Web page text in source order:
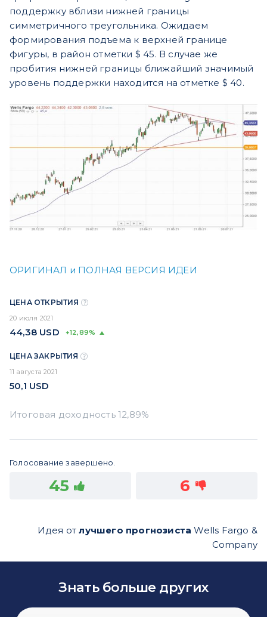
поддержку вблизи нижней границы
симметричного треугольника. Ожидаем
формирования подъема к верхней границе
фигуры, в район отметки $ 45. В случае же
пробития нижней границы ближайший значимый
уровень поддержки находится на отметке $ 40.
ОРИГИНАЛ и ПОЛНАЯ ВЕРСИЯ ИДЕИ
ЦЕНА ОТКРЫТИЯ
20 июля 2021
44,38 USD +12,89%
ЦЕНА ЗАКРЫТИЯ
11 августа 2021
50,1 USD
Голосование завершено.
45 6
Идея отлучшего прогнозиста Wells Fargo &
Company
Знать больше других